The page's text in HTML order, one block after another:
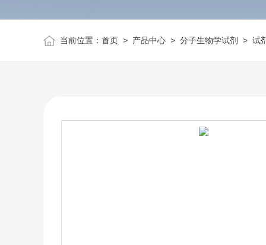
当前位置： 首页> 产品中心> 分子生物学试剂 > 试